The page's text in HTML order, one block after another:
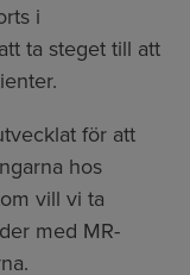
i
ta steget till att
för att
hos
vill vi ta
med MR-